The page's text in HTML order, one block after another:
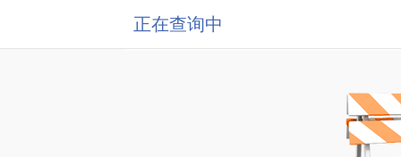
正在查询中